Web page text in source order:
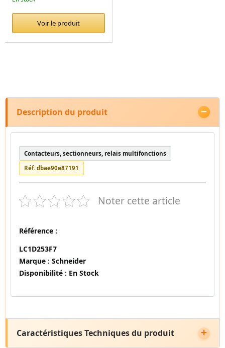
Voir le produit
Description du produit
Contacteurs, sectionneurs, relais multifonctions
Réf. dbae90e87191
Noter cette article
Référence :
LC1D253F7
Marque : Schneider
Disponibilité : En Stock
Caractéristiques Techniques du produit